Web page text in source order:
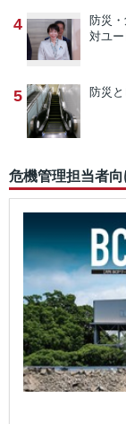
4 防災
対ユ
5 防災
危機管理担当者